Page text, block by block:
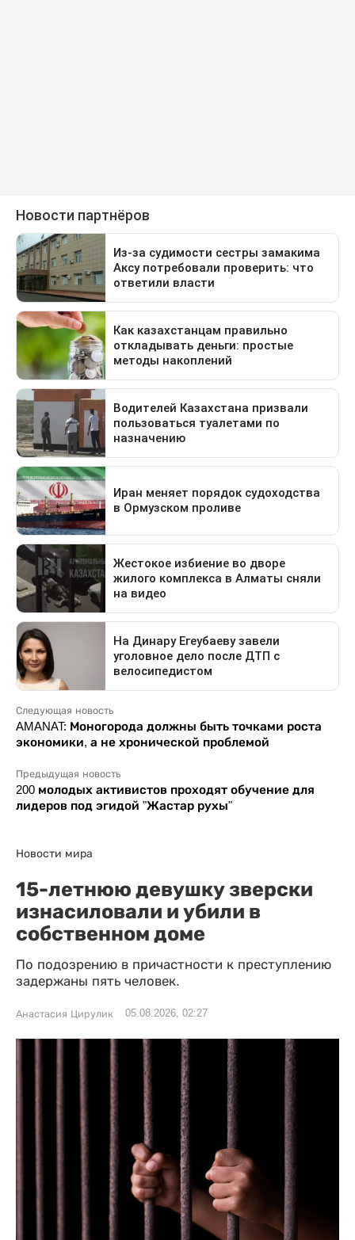
Следующая новость
AMANAT: Моногорода должны быть точками роста
экономики, а не хронической проблемой
Предыдущая новость
200 молодых активистов проходят обучение для
лидеров под эгидой "Жастар рухы"
Новости мира
15-летнюю девушку зверски
изнасиловали и убили в
собственном доме
По подозрению в причастности к преступлению
задержаны пять человек.
Анастасия Цирулик 05.08.2026, 02:27